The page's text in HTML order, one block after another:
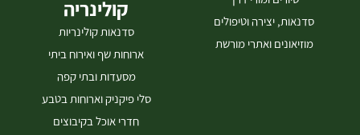
סדנאות, יצירה וטיפולים
מוזיאונים ואתרי מורשת
קולינריה
סדנאות קולינריות
ארוחות שף ואירוח ביתי
מסעדות ובתי קפה
סלי פיקניק וארוחות בטבע
חדרי אוכל בקיבוצים